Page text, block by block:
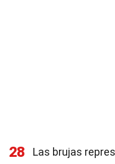
28
Las brujas